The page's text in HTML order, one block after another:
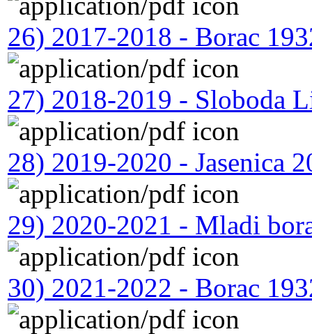
26) 2017-2018 - Borac
27) 2018-2019 - Sloboda
28) 2019-2020 - Jasenica
29) 2020-2021 - Mladi
30) 2021-2022 - Borac